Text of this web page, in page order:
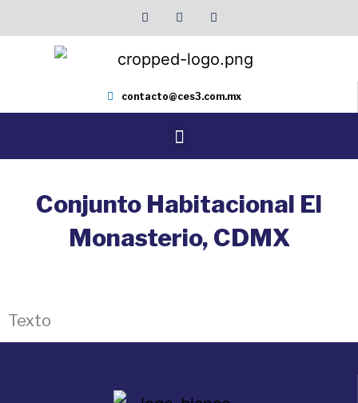
contacto@ces3.com.mx
Conjunto Habitacional El
Monasterio, CDMX
Texto